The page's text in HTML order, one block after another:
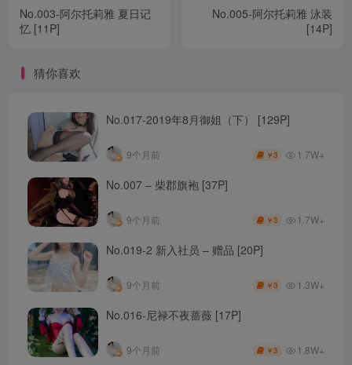
No.003-阿尔托莉雅 夏日记
忆 [11P]
No.005-阿尔托莉雅 泳装
[14P]
猜你喜欢
No.017-2019年8月御姐（下） [129P]
9个月前 ￥3 1.7W+
No.007 – 柴郡旗袍 [37P]
9个月前 ￥3 1.7W+
No.019-2 新入社员 – 赠品 [20P]
9个月前 ￥3 1.3W+
No.016-尼禄不夜蔷薇 [17P]
9个月前 ￥3 1.8W+